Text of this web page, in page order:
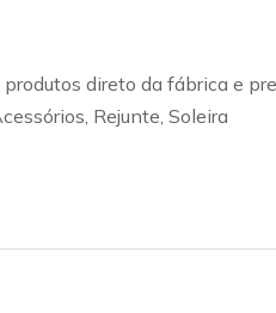
direto da fábrica e
Rejunte, Soleira